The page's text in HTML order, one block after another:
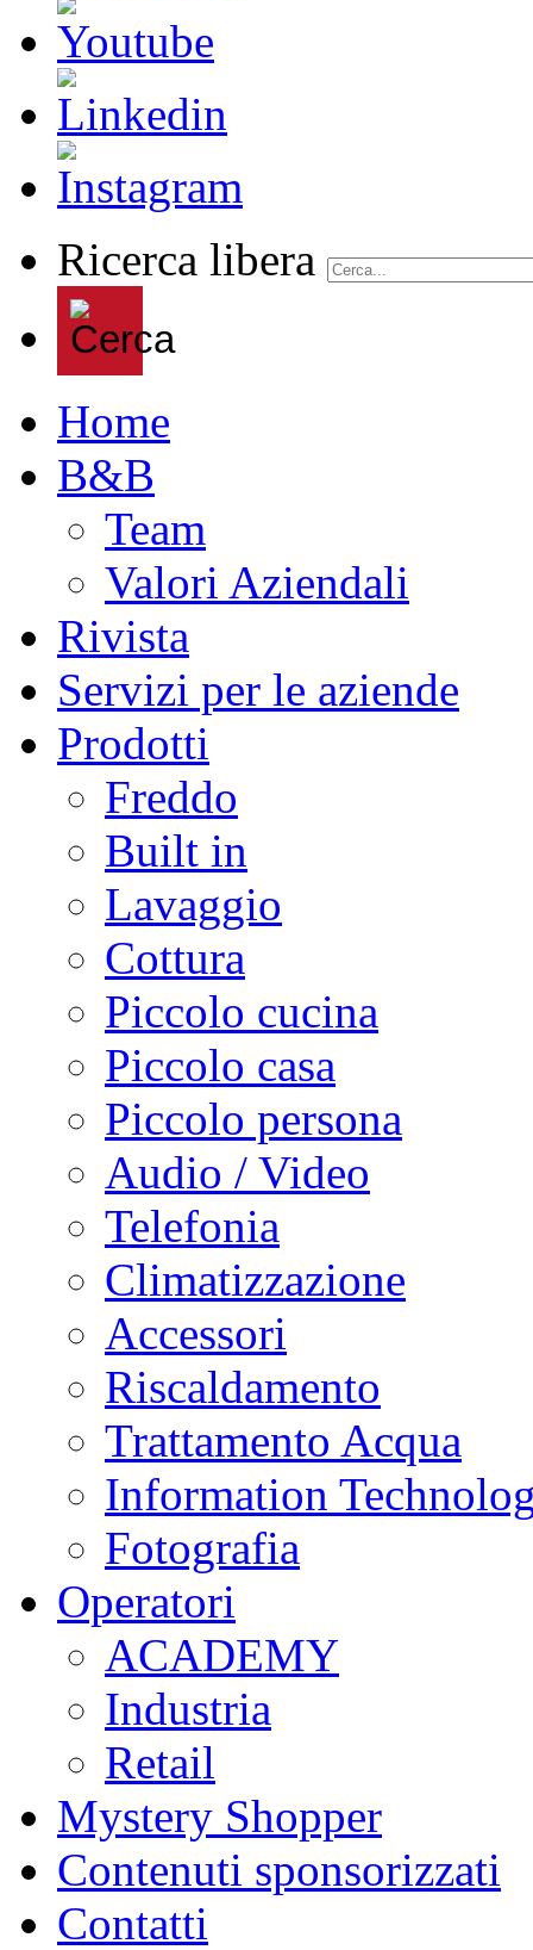
Ricerca libera
Home
B&B
Team
Valori Aziendali
Rivista
Servizi per le aziende
Prodotti
Freddo
Built in
Lavaggio
Cottura
Piccolo cucina
Piccolo casa
Piccolo persona
Audio / Video
Telefonia
Climatizzazione
Accessori
Riscaldamento
Trattamento Acqua
Information
Fotografia
Operatori
ACADEMY
Industria
Retail
Mystery Shopper
Contenuti sponsorizzati
Contatti